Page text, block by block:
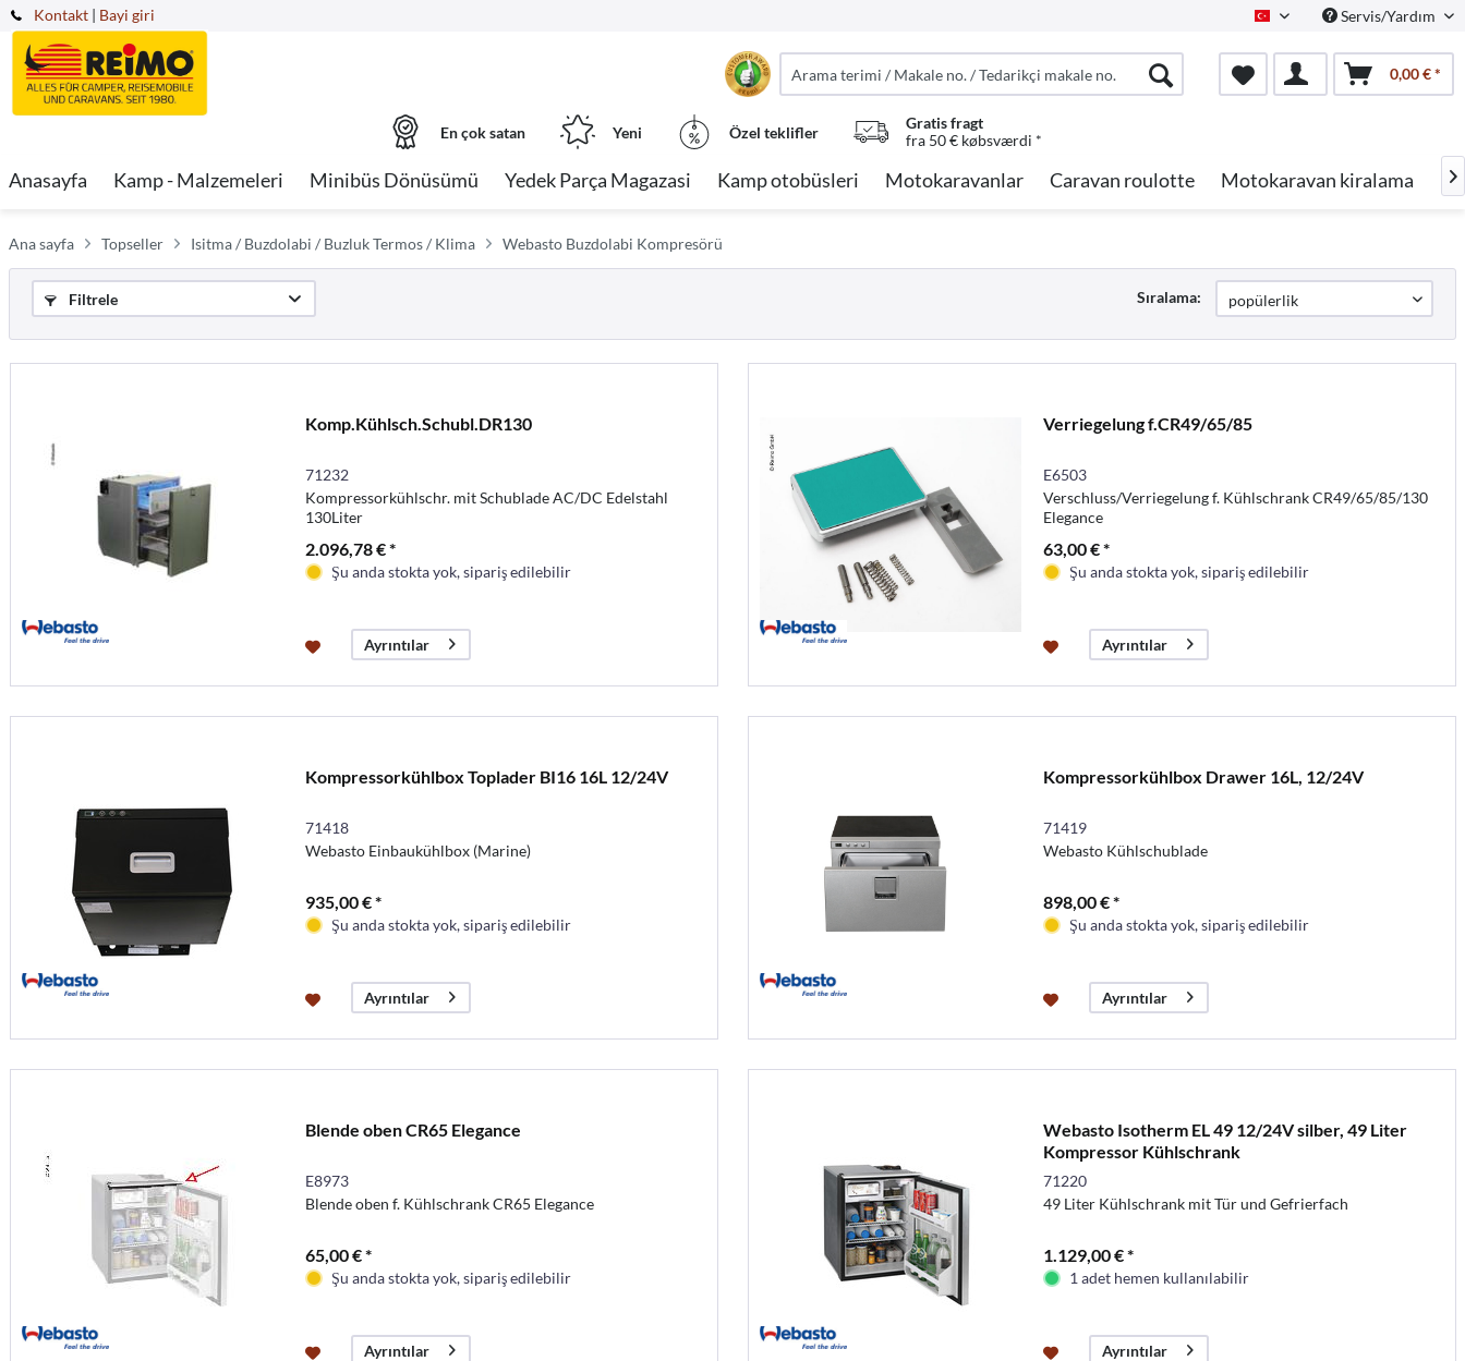
Kontakt Turkish Servis/Yardım
| Bayi giri
0,00 € *
En çok satan Yeni Özel teklifler
Gratis fragt
fra 50 € købsværdi *
Anasayfa Kamp - Malzemeleri Minibüs Dönüsümü Yedek Parça Magazasi Kamp otobüsleri Motokaravanlar Caravan roulotte Motokaravan kiralama 
Ana sayfa Topseller Isitma / Buzdolabi / Buzluk Termos / Klima Webasto Buzdolabi Kompresörü
Filtrele Sıralama:
Komp.Kühlsch.Schubl.DR130
71232
Kompressorkühlschr. mit Schublade AC/DC Edelstahl
130Liter
2.096,78 € *
Şu anda stokta yok, sipariş edilebilir
Ayrıntılar
Verriegelung f.CR49/65/85
E6503
Verschluss/Verriegelung f. Kühlschrank CR49/65/85/130
Elegance
63,00 € *
Şu anda stokta yok, sipariş edilebilir
Ayrıntılar
Kompressorkühlbox Toplader BI16 16L 12/24V
71418
Webasto Einbaukühlbox (Marine)
935,00 € *
Şu anda stokta yok, sipariş edilebilir
Ayrıntılar
Kompressorkühlbox Drawer 16L, 12/24V
71419
Webasto Kühlschublade
898,00 € *
Şu anda stokta yok, sipariş edilebilir
Ayrıntılar
Blende oben CR65 Elegance
E8973
Blende oben f. Kühlschrank CR65 Elegance
65,00 € *
Şu anda stokta yok, sipariş edilebilir
Ayrıntılar
Webasto Isotherm EL 49 12/24V silber, 49 Liter
Kompressor Kühlschrank
71220
49 Liter Kühlschrank mit Tür und Gefrierfach
1.129,00 € *
1 adet hemen kullanılabilir
Ayrıntılar